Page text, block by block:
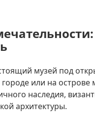
музей под
или на острове
наследия,
архитектуры.